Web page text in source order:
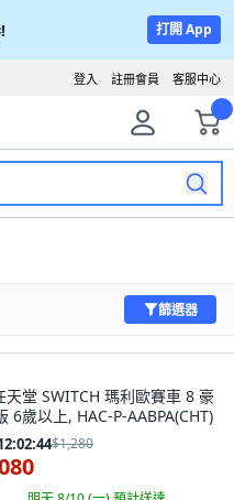
打開 App
客服中心
註冊會員
登入
篩選器
堂 SWITCH 瑪利歐賽車 8 豪
6歲以上, HAC-P-AABPA(CHT)
$1,280